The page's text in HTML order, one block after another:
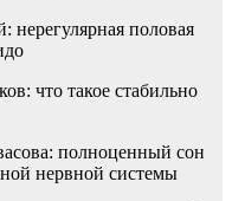
нерегулярная половая
что такое стабильно
полноценный сон
нервной системы